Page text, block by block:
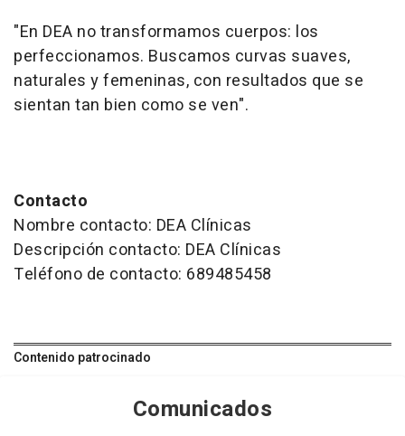
"En DEA no transformamos cuerpos: los
perfeccionamos. Buscamos curvas suaves,
naturales y femeninas, con resultados que se
sientan tan bien como se ven".
Contacto
Nombre contacto: DEA Clínicas
Descripción contacto: DEA Clínicas
Teléfono de contacto: 689485458
Contenido patrocinado
Comunicados